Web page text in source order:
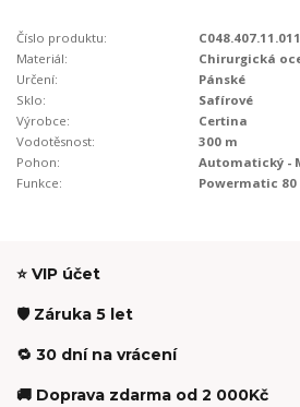
Číslo produktu:
Materiál:
Chirurgická
Určení:
Pánské
Sklo:
Safírové
Výrobce:
Certina
Vodotěsnost:
300 m
Pohon:
Automatický -
Funkce:
Powermatic 80
⭐ VIP účet
🛡️ Záruka 5 let
🔁 30 dní na vrácení
🚚 Doprava zdarma od 2 000Kč